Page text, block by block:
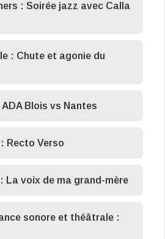
: Soirée jazz avec Calla
: Chute et agonie du
Blois vs Nantes
Recto Verso
La voix de ma grand-mère
sonore et théâtrale :